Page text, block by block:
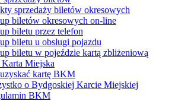
sprzedaży biletów okresowych
biletów okresowych on-line
biletu przez telefon
biletu u obsługi pojazdu
biletu w pojeździe kartą zbliżeniową
Miejska
kartę BKM
o Bydgoskiej Karcie Miejskiej
BKM